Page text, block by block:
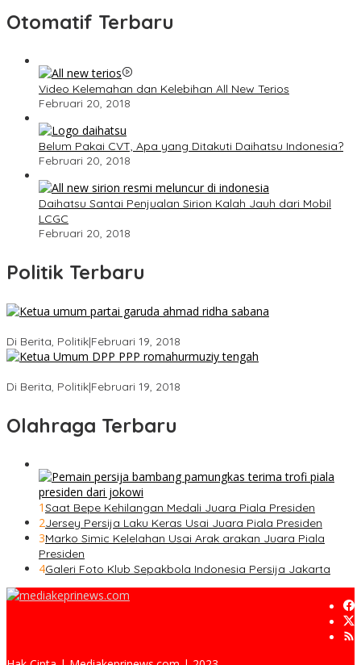
Otomatif Terbaru
Video Kelemahan dan Kelebihan All New Terios
Februari 20, 2018
Belum Pakai CVT, Apa yang Ditakuti Daihatsu Indonesia?
Februari 20, 2018
Daihatsu Santai Penjualan Sirion Kalah Jauh dari Mobil
LCGC
Februari 20, 2018
Politik Terbaru
Di Berita, Politik|Februari 19, 2018
Di Berita, Politik|Februari 19, 2018
Olahraga Terbaru
1Saat Bepe Kehilangan Medali Juara Piala Presiden
2Jersey Persija Laku Keras Usai Juara Piala Presiden
3Marko Simic Kelelahan Usai Arak arakan Juara Piala
Presiden
4Galeri Foto Klub Sepakbola Indonesia Persija Jakarta